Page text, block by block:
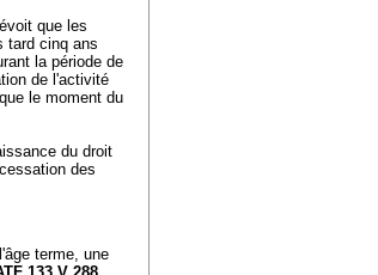
que les
tard cinq ans
la période de
de l'activité
le moment du
du droit
des
terme, une